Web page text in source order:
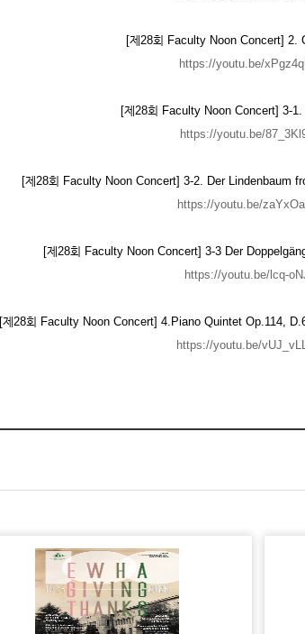
[제28회 Faculty Noon Concert] 2.
https://youtu.be/
[제28회 Faculty Noon Concert] 3-
https://youtu.be/
[제28회 Faculty Noon Concert] 3-2. Der Lindenbaum
https://youtu.be/
[제28회 Faculty Noon Concert] 3-3 Der
https://youtu.be/lcq-
[제28회 Faculty Noon Concert] 4.Piano Quintet Op.114,
https://youtu.be/